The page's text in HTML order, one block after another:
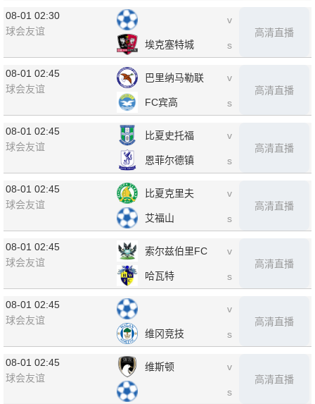
08-01 02:30
球会友谊
埃克塞特城
v
s
高清直播
08-01 02:45
球会友谊
巴里纳马勒联
FC宾高
v
s
高清直播
08-01 02:45
球会友谊
比夏史托福
恩菲尔德镇
v
s
高清直播
08-01 02:45
球会友谊
比夏克里夫
艾福山
v
s
高清直播
08-01 02:45
球会友谊
索尔兹伯里FC
哈瓦特
v
s
高清直播
08-01 02:45
球会友谊
维冈竞技
v
s
高清直播
08-01 02:45
球会友谊
维斯顿 v
s
高清直播